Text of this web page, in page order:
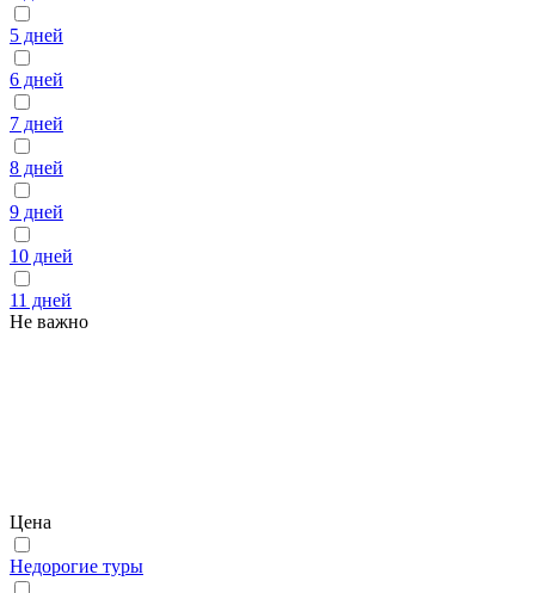
5 дней
6 дней
7 дней
8 дней
9 дней
10 дней
11 дней
Не важно
Цена
Недорогие туры